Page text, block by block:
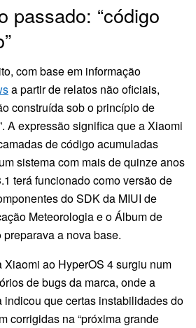
passado: “código
com base em informação
a partir de relatos não oficiais,
construída sob o princípio de
A expressão significa que a Xiaomi
de código acumuladas
sistema com mais de quinze anos
terá funcionado como versão de
do SDK da MIUI de
Meteorologia e o Álbum de
a nova base.
ao HyperOS 4 surgiu num
de bugs da marca, onde a
que certas instabilidades do
corrigidas na “próxima grande